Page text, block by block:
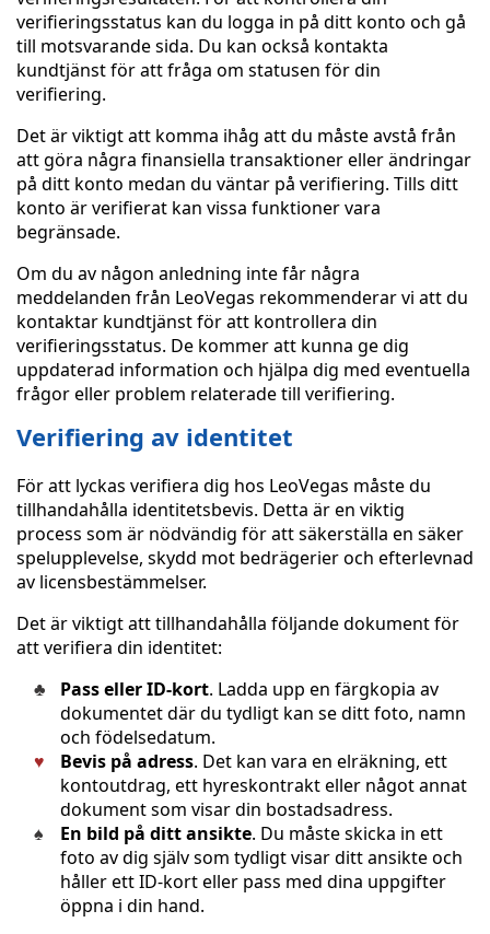
verifieringsstatus kan du logga in på ditt konto och gå
till motsvarande sida. Du kan också kontakta
kundtjänst för att fråga om statusen för din
verifiering.
Det är viktigt att komma ihåg att du måste avstå från
att göra några finansiella transaktioner eller ändringar
på ditt konto medan du väntar på verifiering. Tills ditt
konto är verifierat kan vissa funktioner vara
begränsade.
Om du av någon anledning inte får några
meddelanden från LeoVegas rekommenderar vi att du
kontaktar kundtjänst för att kontrollera din
verifieringsstatus. De kommer att kunna ge dig
uppdaterad information och hjälpa dig med eventuella
frågor eller problem relaterade till verifiering.
Verifiering av identitet
För att lyckas verifiera dig hos LeoVegas måste du
tillhandahålla identitetsbevis. Detta är en viktig
process som är nödvändig för att säkerställa en säker
spelupplevelse, skydd mot bedrägerier och efterlevnad
av licensbestämmelser.
Det är viktigt att tillhandahålla följande dokument för
att verifiera din identitet:
Pass eller ID-kort. Ladda upp en färgkopia av
dokumentet där du tydligt kan se ditt foto, namn
och födelsedatum.
Bevis på adress. Det kan vara en elräkning, ett
kontoutdrag, ett hyreskontrakt eller något annat
dokument som visar din bostadsadress.
En bild på ditt ansikte. Du måste skicka in ett
foto av dig själv som tydligt visar ditt ansikte och
håller ett ID-kort eller pass med dina uppgifter
öppna i din hand.